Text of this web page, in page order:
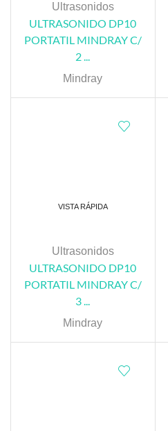
Ultrasonidos
ULTRASONIDO DP10
PORTATIL MINDRAY C/
2 ...
Mindray
VISTA RÁPIDA
Ultrasonidos
ULTRASONIDO DP10
PORTATIL MINDRAY C/
3 ...
Mindray